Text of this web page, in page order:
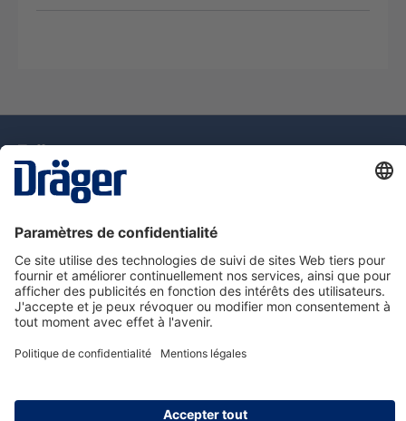
pour la vie
Assistance téléphonique
A propos de Dräger
Information
© Dräger Suisse SA, 2025